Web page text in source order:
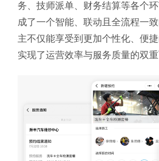
务、技师派单、财务结算等各个
成了一个智能、联动且全流程一
主不仅能享受到更加个性化、便
实现了运营效率与服务质量的双重